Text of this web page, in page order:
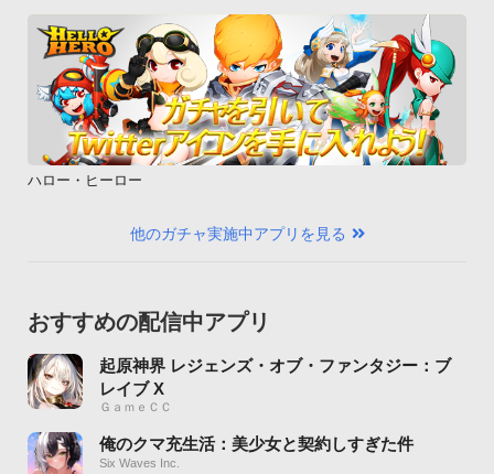
ハロー・ヒーロー
他のガチャ実施中アプリを見る
おすすめの配信中アプリ
起原神界 レジェンズ・オブ・ファンタジー：ブ
レイブ X
ＧａｍｅＣＣ
俺のクマ充生活：美少女と契約しすぎた件
Six Waves Inc.